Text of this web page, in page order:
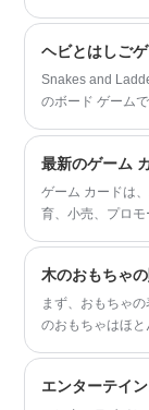
ヘビとはしご
Snakes and
のボード ゲーム
ゲーム カードは
育、小売、プロモ
が寿命にどのよう
にどのような将
テンツでは、主要
的なカスタマイ
木のおもちゃ
まず、おもちゃの
のおもちゃはほと
エンターテイ